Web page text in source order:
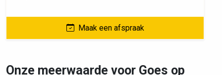
Maak een afspraak
Onze meerwaarde voor Goes op